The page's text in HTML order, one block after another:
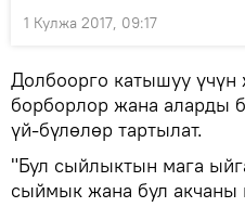
1 Кулжа 2017, 09:17
Долбоорго катышуу
борборлор жана аларды
үй-бүлөлөр тартылат.
"Бул сыйлыктын мага
сыймык жана бул